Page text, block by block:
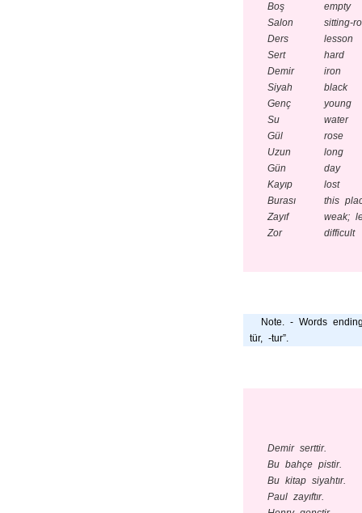
Boş
empty
Salon
sitting-
Ders
lesson
Sert
hard
Demir
iron
Siyah
black
Genç
young
Su
water
Gül
rose
Uzun
long
Gün
day
Kayıp
lost
Burası
this
Zayıf
weak;
Zor
difficult
Note. - Words
tür, -tur”.
Demir serttir.
Bu bahçe pistir.
Bu kitap siyahtır.
Paul zayıftır.